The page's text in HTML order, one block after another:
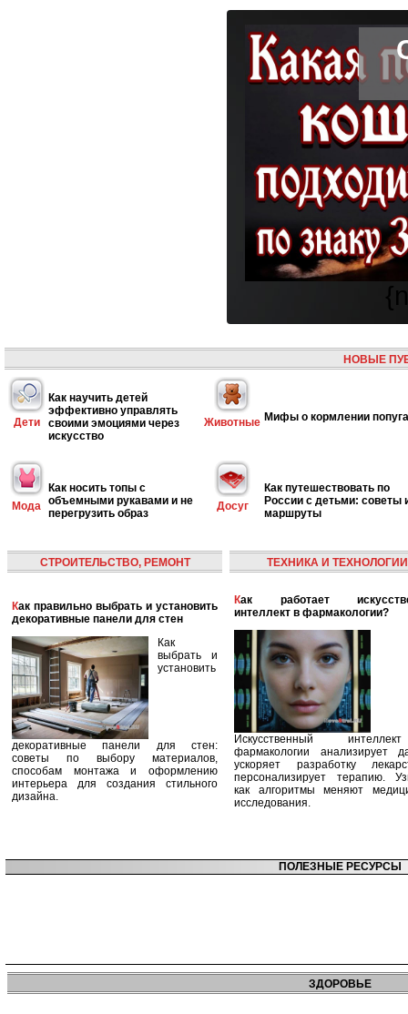
НОВЫЕ
Дети
Как научить детей
эффективно управлять
своими эмоциями через
искусство
Животные Мифы о кормлении
Мода
Как носить топы с
объемными рукавами и не
перегрузить образ
Досуг
Как путешествовать по
России с детьми: советы
маршруты
СТРОИТЕЛЬСТВО, РЕМОНТ
Как правильно выбрать и установить
декоративные панели для стен
Как
выбрать и
установить
декоративные панели для стен:
советы по выбору материалов,
способам монтажа и оформлению
интерьера для создания стильного
дизайна.
ТЕХНИКА И ТЕХНОЛОГИИ
Как работает искусственный
интеллект в фармакологии?
Искусственный
фармакологии анализирует
ускоряет разработку
персонализирует терапию.
как алгоритмы меняют
исследования.
ПОЛЕЗНЫЕ РЕСУРСЫ
ЗДОРОВЬЕ